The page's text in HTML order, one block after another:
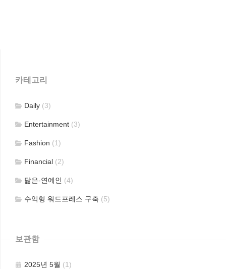
카테고리
Daily (3)
Entertainment (3)
Fashion (1)
Financial (2)
닮은-연예인 (4)
수익형 워드프레스 구축 (5)
보관함
2025년 5월 (1)